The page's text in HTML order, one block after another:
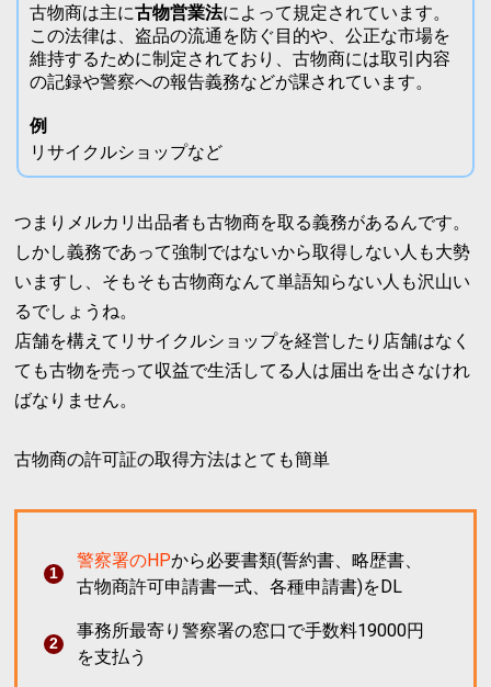
古物商は主に古物営業法によって規定されています。
この法律は、盗品の流通を防ぐ目的や、公正な市場を
維持するために制定されており、古物商には取引内容
の記録や警察への報告義務などが課されています。
例
リサイクルショップなど
つまりメルカリ出品者も古物商を取る義務があるんです。
しかし義務であって強制ではないから取得しない人も大勢
いますし、そもそも古物商なんて単語知らない人も沢山い
るでしょうね。
店舗を構えてリサイクルショップを経営したり店舗はなく
ても古物を売って収益で生活してる人は届出を出さなけれ
ばなりません。
古物商の許可証の取得方法はとても簡単
警察署のHPから必要書類(誓約書、略歴書、
古物商許可申請書一式、各種申請書)をDL
事務所最寄り警察署の窓口で手数料19000円
を支払う